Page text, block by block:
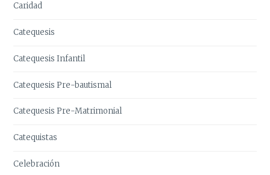
Caridad
Catequesis
Catequesis Infantil
Catequesis Pre-bautismal
Catequesis Pre-Matrimonial
Catequistas
Celebración